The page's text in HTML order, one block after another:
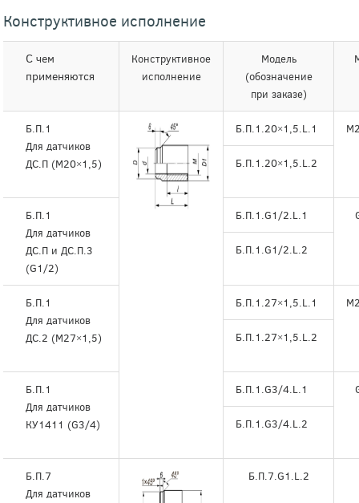
Конструктивное исполнение
С чем
применяются
Конструктивное
исполнение
Модель
(обозначение
при заказе)
Б.П.1
Для датчиков
ДС.П (М20×1,5)
Б.П.1.20×1,5.L.1
Б.П.1.20×1,5.L.2
Б.П.1
Для датчиков
ДС.П и ДС.П.3
(G1/2)
Б.П.1.G1/2.L.1
Б.П.1.G1/2.L.2
Б.П.1
Для датчиков
ДС.2 (М27×1,5)
Б.П.1.27×1,5.L.1
Б.П.1.27×1,5.L.2
Б.П.1
Для датчиков
КУ1411 (G3/4)
Б.П.1.G3/4.L.1
Б.П.1.G3/4.L.2
Б.П.7
Для датчиков
Б.П.7.G1.L.2